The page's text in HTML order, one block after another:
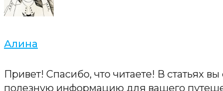
Алина
Привет! Спасибо, что читаете! В статьях
полезную информацию для вашего